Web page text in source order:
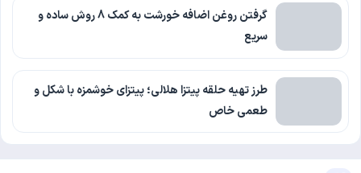
گرفتن روغن اضافه خورشت به کمک 8 روش ساده و
سریع
طرز تهیه حلقه پیتزا هلالی؛ پیتزای خوشمزه با شکل و
طعمی خاص